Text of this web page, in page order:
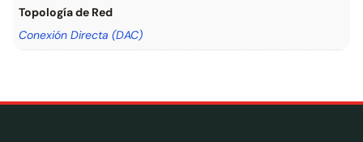
Topología de Red
Conexión Directa (DAC)